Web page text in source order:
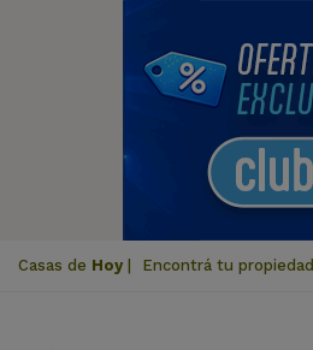
Casas de Hoy Encontrá tu propiedad